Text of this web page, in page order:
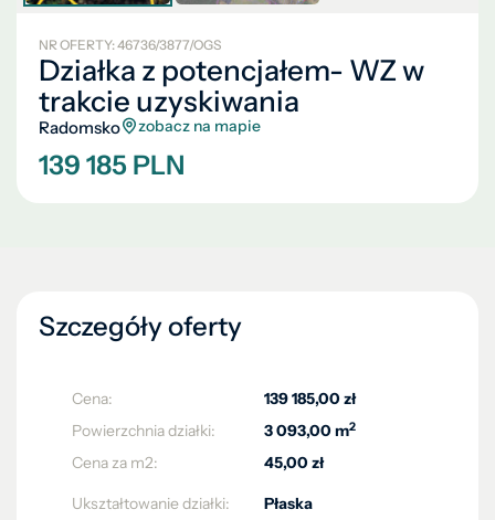
NR OFERTY: 46736/3877/OGS
Działka z potencjałem- WZ w
trakcie uzyskiwania
Radomsko zobacz na mapie
139 185 PLN
Szczegóły oferty
Cena:
139 185,00 zł
Powierzchnia działki:
3 093,00 m2
Cena za m2: 45,00 zł
Ukształtowanie działki:
Płaska